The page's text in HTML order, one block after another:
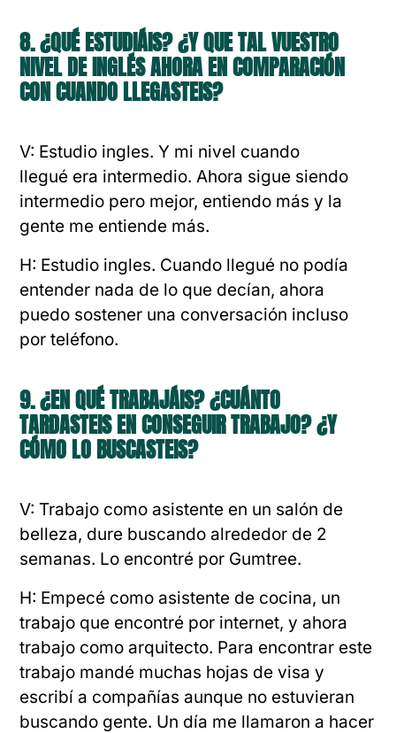
8. ¿QUÉ ESTUDIÁIS? ¿Y QUE TAL VUESTRO
NIVEL DE INGLÉS AHORA EN COMPARACIÓN
CON CUANDO LLEGASTEIS?
V: Estudio ingles. Y mi nivel cuando
llegué era intermedio. Ahora sigue siendo
intermedio pero mejor, entiendo más y la
gente me entiende más.
H: Estudio ingles. Cuando llegué no podía
entender nada de lo que decían, ahora
puedo sostener una conversación incluso
por teléfono.
9. ¿EN QUÉ TRABAJÁIS? ¿CUÁNTO
TARDASTEIS EN CONSEGUIR TRABAJO? ¿Y
CÓMO LO BUSCASTEIS?
V: Trabajo como asistente en un salón de
belleza, dure buscando alrededor de 2
semanas. Lo encontré por Gumtree.
H: Empecé como asistente de cocina, un
trabajo que encontré por internet, y ahora
trabajo como arquitecto. Para encontrar este
trabajo mandé muchas hojas de visa y
escribí a compañías aunque no estuvieran
buscando gente. Un día me llamaron a hacer